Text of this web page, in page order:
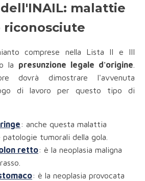
malattie
riconosciute
comprese nella Lista II e III
la presunzione legale d'origine
dovrà dimostrare l'avvenuta
di lavoro per questo tipo di
: anche questa malattia
tumorali della gola.
retto: è la neoplasia maligna
: è la neoplasia provocata